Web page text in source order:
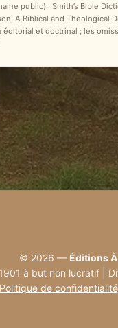
public) · Smith’s Bible
A Biblical and Theological
et doctrinal ; les
© 2026 — Éditions
à but non lucratif |
Politique de confidentialité